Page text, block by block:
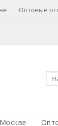
Оптовые